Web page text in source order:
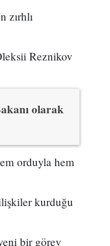
zırhlı
Reznikov
olarak
orduyla hem
kurduğu
bir görev